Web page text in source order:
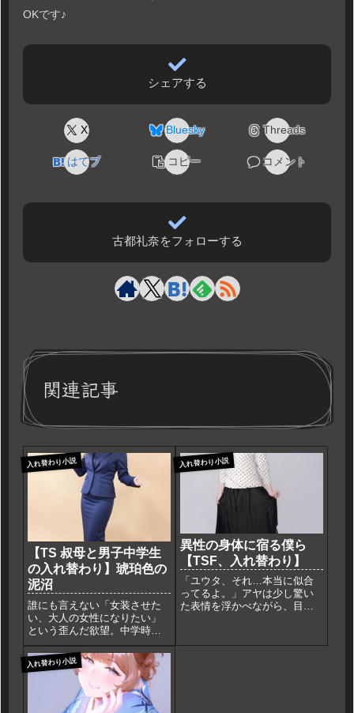
OKです♪
シェアする
X Bluesky Threads
はてブ コピー コメント
古都礼奈をフォローする
関連記事
入れ替わり小説
【TS 叔母と男子中学生
の入れ替わり】琥珀色の
泥沼
誰にも言えない「女装させた
い、大人の女性になりたい」
という歪んだ欲望。中学時代
の僕の記憶と渇望を、琥珀色
の泥沼に沈めて書き上げまし
た。叔母の肉体を奪い、少女
に飼い慣らされる少年の物
語。ブログにて冒頭サンプル
公開中＆Amazonで発売開始。
入れ替わり小説
異性の身体に宿る僕ら
【TSF、入れ替わり】
「ユウタ、それ…本当に似合
ってるよ。」アヤは少し驚い
た表情を浮かべながら、目の
ブラウスに黒のスカート、そ
入れ替わり小説